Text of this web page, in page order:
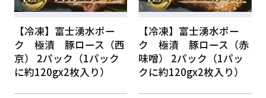
【冷凍】富士湧水ポー
ク 極漬 豚ロース（西
京） 2パック（1パック
に約120gx2枚入り）
【冷凍】富士湧水ポー
ク 極漬 豚ロース（赤
味噌） 2パック（1パッ
クに約120gx2枚入り）